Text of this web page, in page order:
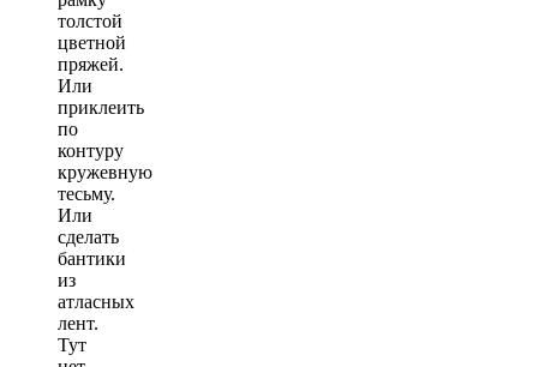
толстой
цветной
пряжей.
Или
приклеить
по
контуру
кружевную
тесьму.
Или
сделать
бантики
из
атласных
лент.
Тут